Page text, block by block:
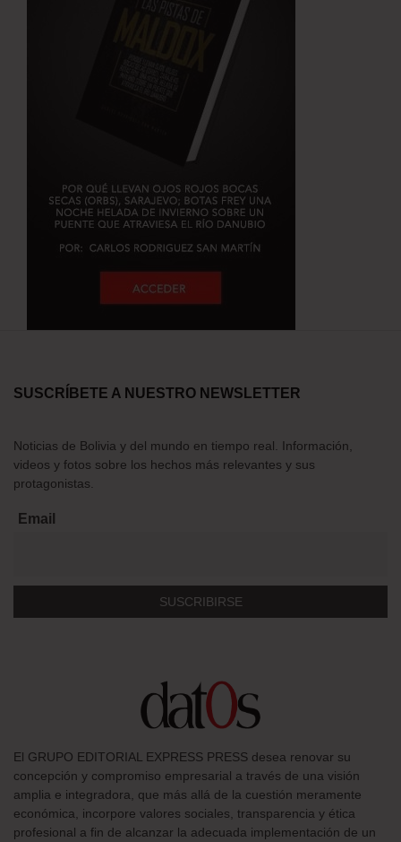
SUSCRÍBETE A NUESTRO NEWSLETTER
Noticias de Bolivia y del mundo en tiempo real. Información,
videos y fotos sobre los hechos más relevantes y sus
protagonistas.
Email
El GRUPO EDITORIAL EXPRESS PRESS desea renovar su
concepción y compromiso empresarial a través de una visión
amplia e integradora, que más allá de la cuestión meramente
económica, incorpore valores sociales, transparencia y ética
profesional a fin de alcanzar la adecuada implementación de un